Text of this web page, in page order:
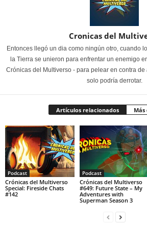
Cronicas del
Entonces llegó un dia como ningún otro, cuando
la Tierra se unieron para enfrentar un enemigo
Crónicas del Multiverso - para pelear en contra
solo podría derrotar.
Artículos relacionados
Podcast
Crónicas del Multiverso
Special: Fireside Chats
#142
Podcast
Crónicas del Multiverso
#649: Future State – My
Adventures with
Superman Season 3